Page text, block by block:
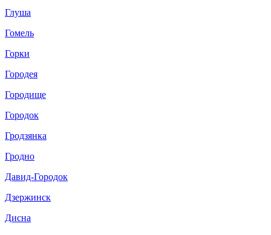
Глуша
Гомель
Горки
Городея
Городище
Городок
Гродзянка
Гродно
Давид-Городок
Дзержинск
Дисна